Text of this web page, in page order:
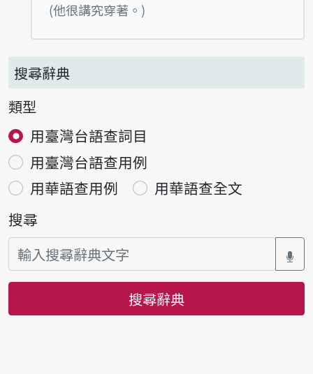
(他很講究穿著。)
搜尋辭典
類型
用臺灣台語查詞目
用臺灣台語查用例
用華語查用例
用華語查全文
搜尋
搜尋辭典